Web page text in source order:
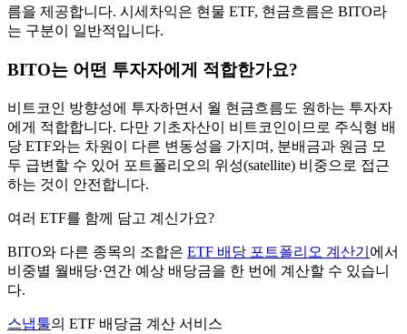
름을 제공합니다. 시세차익은 현물 ETF, 현금흐름은 BITO라
는 구분이 일반적입니다.
BITO는 어떤 투자자에게 적합한가요?
비트코인 방향성에 투자하면서 월 현금흐름도 원하는 투자자
에게 적합합니다. 다만 기초자산이 비트코인이므로 주식형 배
당 ETF와는 차원이 다른 변동성을 가지며, 분배금과 원금 모
두 급변할 수 있어 포트폴리오의 위성(satellite) 비중으로 접근
하는 것이 안전합니다.
여러 ETF를 함께 담고 계신가요?
BITO와 다른 종목의 조합은 ETF 배당 포트폴리오 계산기 에서
비중별 월배당·연간 예상 배당금을 한 번에 계산할 수 있습니
다.
스냅툴의 ETF 배당금 계산 서비스